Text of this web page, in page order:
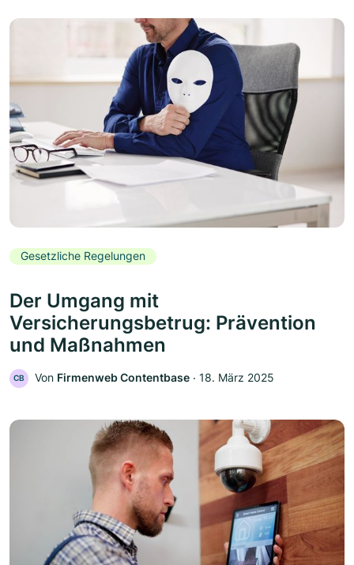
Gesetzliche Regelungen
Der Umgang mit
Versicherungsbetrug: Prävention
und Maßnahmen
CB Von Firmenweb Contentbase ‧ 18. März 2025